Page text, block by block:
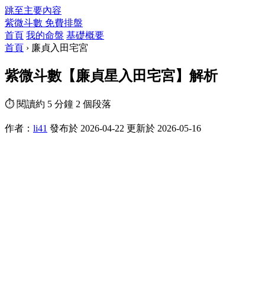
跳至主要內容
紫微斗數 免費排盤
首頁 我的命盤 基礎概要
首頁 › 廉貞入田宅宮
紫微斗數【廉貞星入田宅宮】解析
⏱ 閱讀約 5 分鐘 2 個段落
作者： li41 發布於 2026-04-22 更新於 2026-05-16